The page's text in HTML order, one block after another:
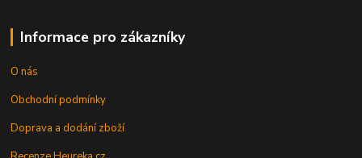
Informace pro zákazníky
O nás
Obchodní podmínky
Doprava a dodání zboží